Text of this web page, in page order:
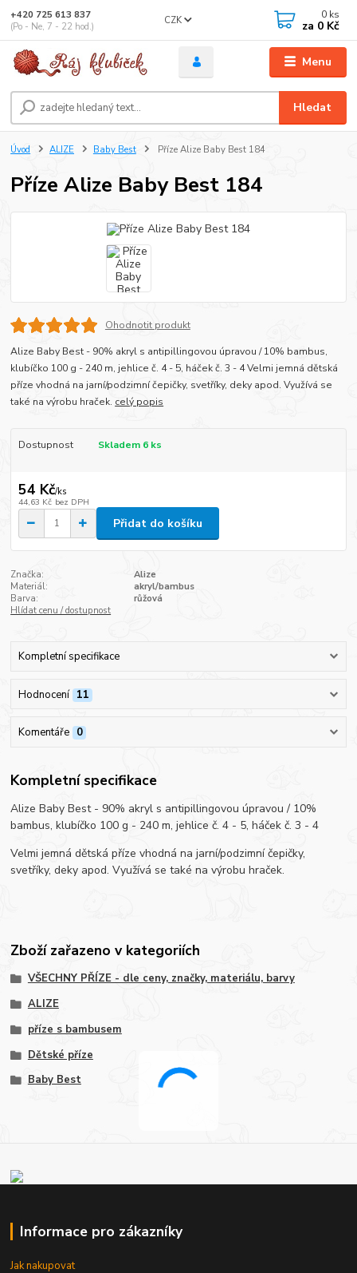
Menu
CZK
Hledat
+420 725 613 837
(Po - Ne, 7 - 22 hod.)
0 ks
za 0 Kč
Úvod ALIZE Baby Best Příze Alize Baby Best 184
Příze Alize Baby Best 184
Ohodnotit produkt
Alize Baby Best - 90% akryl s antipillingovou úpravou / 10% bambus,
klubíčko 100 g - 240 m, jehlice č. 4 - 5, háček č. 3 - 4 Velmi jemná dětská
příze vhodná na jarní/podzimní čepičky, svetříky, deky apod. Využívá se
také na výrobu hraček. celý popis
Dostupnost Skladem 6 ks
54 Kč/ks
44,63 Kč bez DPH
Přidat do košíku
Značka:
Alize
Materiál:
akryl/bambus
Barva:
růžová
Hlídat cenu / dostupnost
Kompletní specifikace
Hodnocení 11
Komentáře 0
Kompletní specifikace
Alize Baby Best - 90% akryl s antipillingovou úpravou / 10%
bambus, klubíčko 100 g - 240 m, jehlice č. 4 - 5, háček č. 3 - 4
Velmi jemná dětská příze vhodná na jarní/podzimní čepičky,
svetříky, deky apod. Využívá se také na výrobu hraček.
Zboží zařazeno v kategoriích
VŠECHNY PŘÍZE - dle ceny, značky, materiálu, barvy
ALIZE
příze s bambusem
Dětské příze
Baby Best
Informace pro zákazníky
Jak nakupovat